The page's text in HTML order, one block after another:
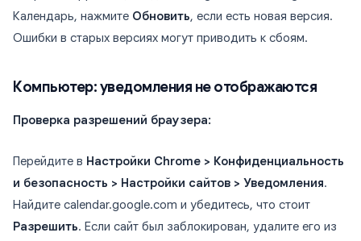
Календарь, нажмите Обновить, если есть новая версия.
Ошибки в старых версиях могут приводить к сбоям.
Компьютер: уведомления не отображаются
Проверка разрешений браузера:
Перейдите в Настройки Chrome > Конфиденциальность
и безопасность > Настройки сайтов > Уведомления.
Найдите calendar.google.com и убедитесь, что стоит
Разрешить. Если сайт был заблокирован, удалите его из